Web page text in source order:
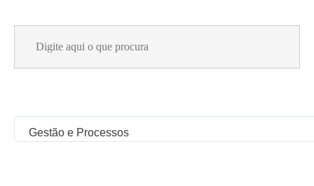
Search
Gestão e Processos